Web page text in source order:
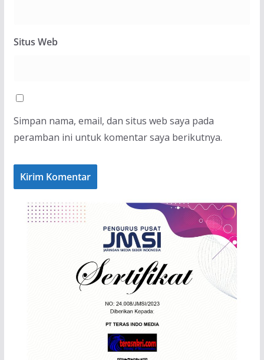
Situs Web
Simpan nama, email, dan situs web saya pada
peramban ini untuk komentar saya berikutnya.